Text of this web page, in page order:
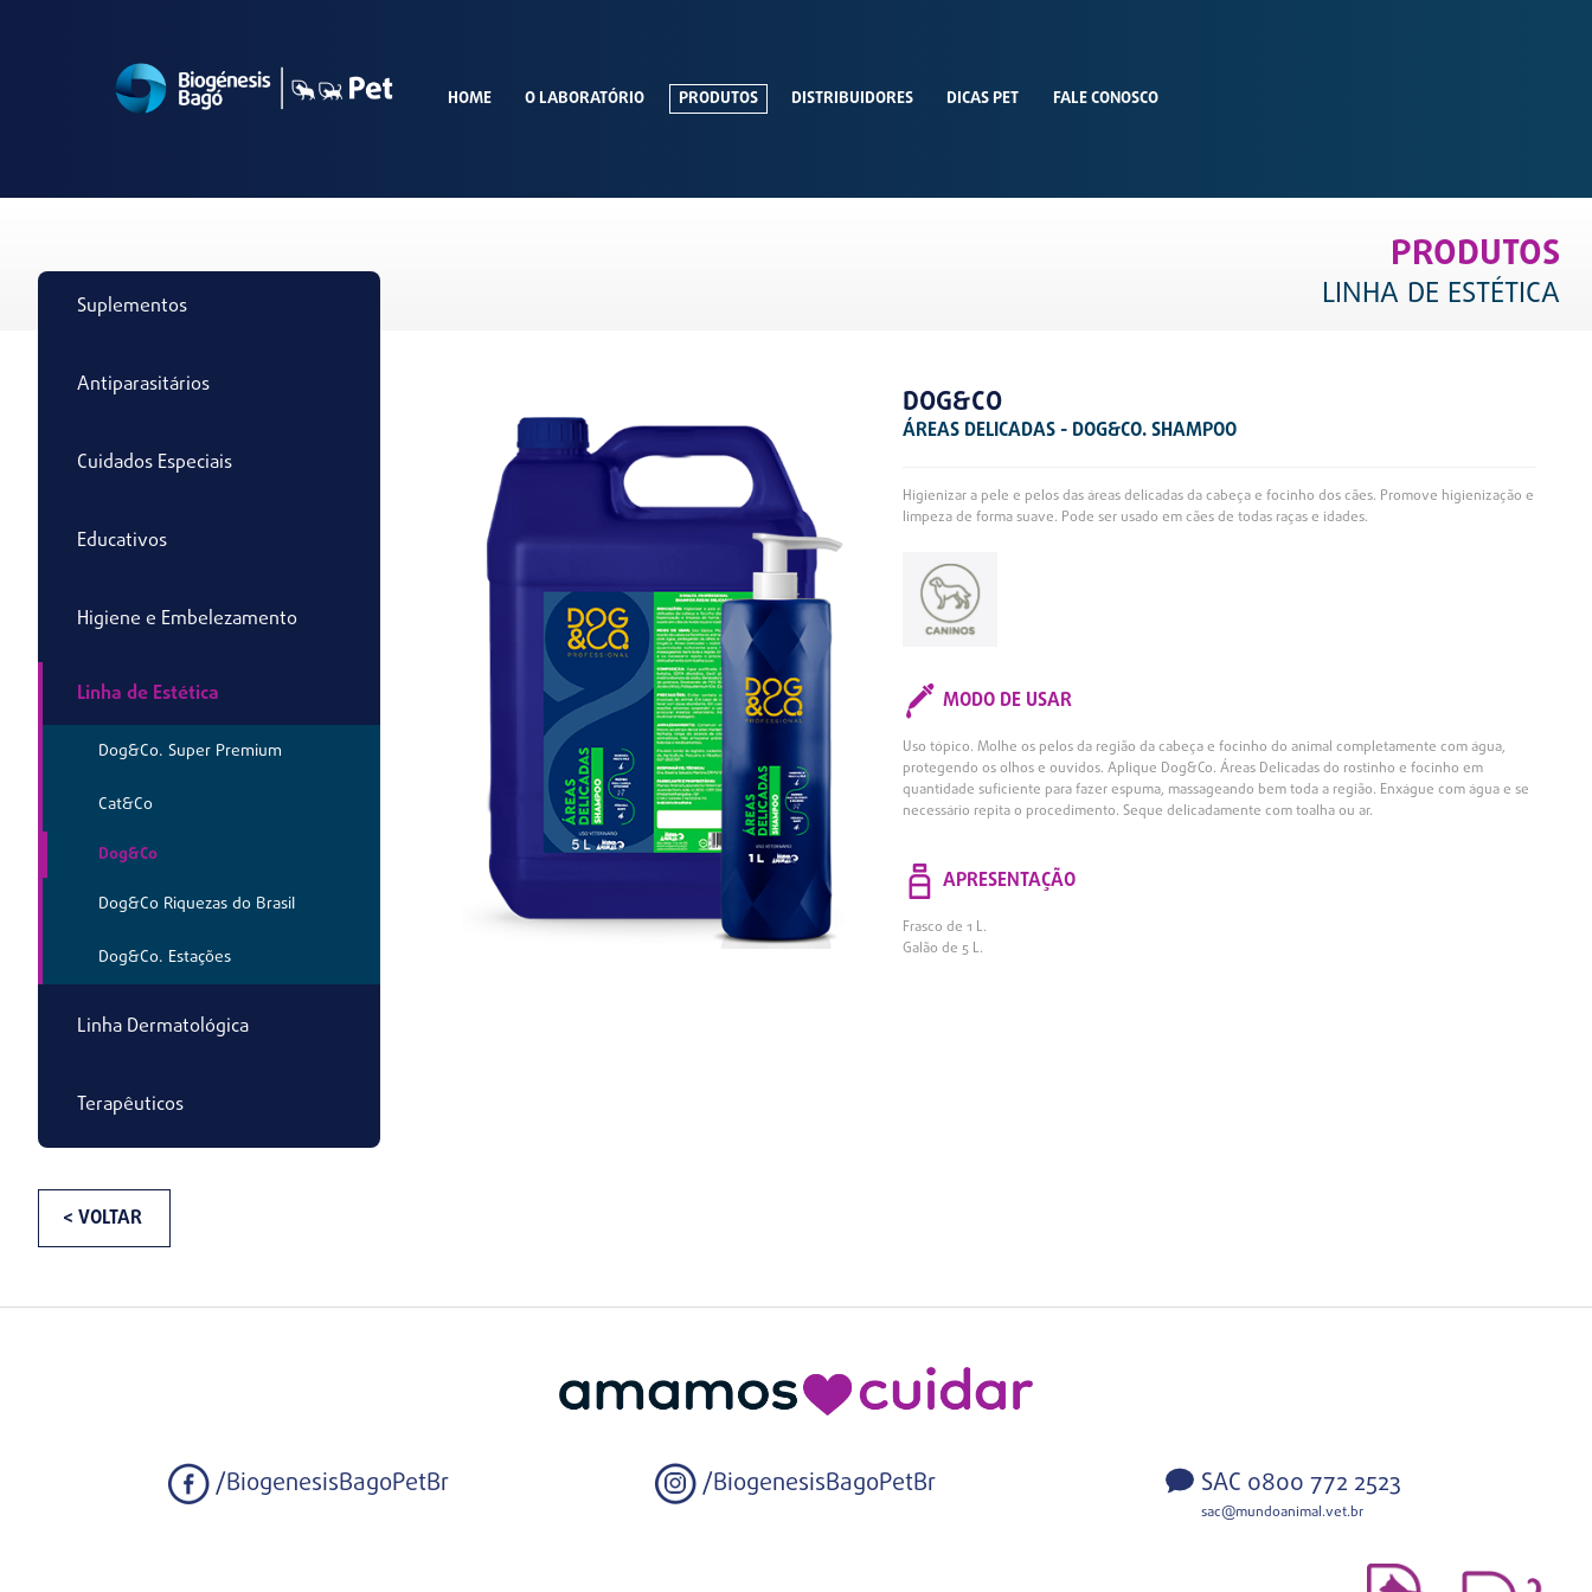
HOME O LABORATÓRIO PRODUTOS DISTRIBUIDORES DICAS PET FALE CONOSCO
PRODUTOS
LINHA DE ESTÉTICA
Suplementos
Antiparasitários
Cuidados Especiais
Educativos
Higiene e Embelezamento
Linha de Estética
Dog&Co. Super Premium
Cat&Co
Dog&Co
Dog&Co Riquezas do Brasil
Dog&Co. Estações
Linha Dermatológica
Terapêuticos
< VOLTAR
DOG&CO
ÁREAS DELICADAS - DOG&CO. SHAMPOO
Higienizar a pele e pelos das áreas delicadas da cabeça e focinho dos cães. Promove higienização e
limpeza de forma suave. Pode ser usado em cães de todas raças e idades.
MODO DE USAR
Uso tópico. Molhe os pelos da região da cabeça e focinho do animal completamente com água,
protegendo os olhos e ouvidos. Aplique Dog&Co. Áreas Delicadas do rostinho e focinho em
quantidade suficiente para fazer espuma, massageando bem toda a região. Enxágue com água e se
necessário repita o procedimento. Seque delicadamente com toalha ou ar.
APRESENTAÇÃO
Frasco de 1 L.
Galão de 5 L.
/BiogenesisBagoPetBr /BiogenesisBagoPetBr SAC 0800 772 2523
sac@mundoanimal.vet.br